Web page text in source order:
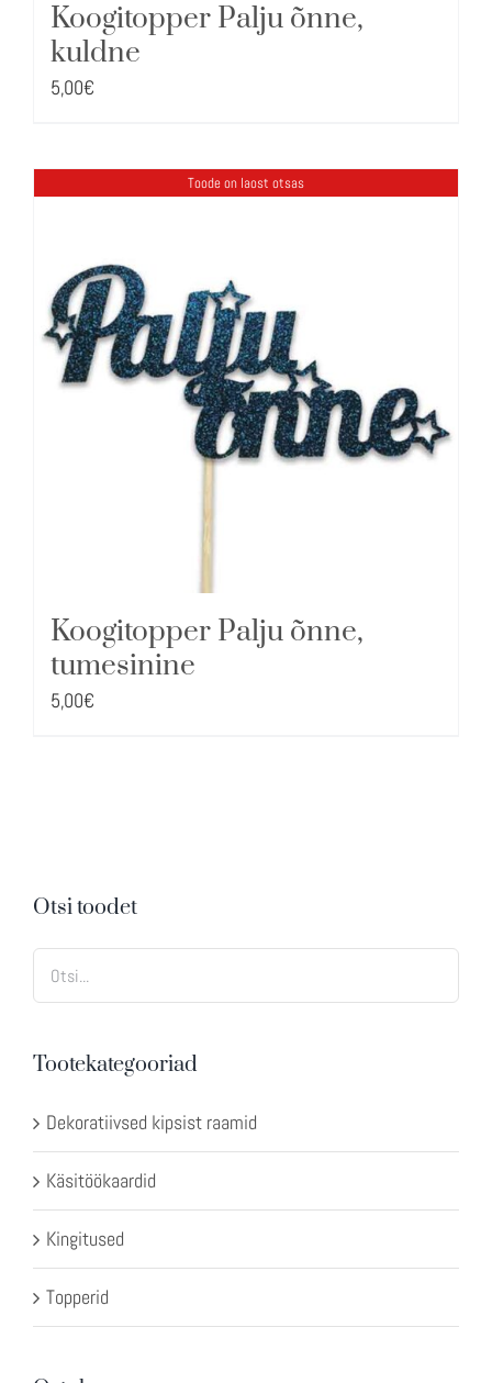
Koogitopper Palju õnne,
kuldne
5,00€
Toode on laost otsas
Koogitopper Palju õnne,
tumesinine
5,00€
Otsi toodet
Tootekategooriad
Dekoratiivsed kipsist raamid
Käsitöökaardid
Kingitused
Topperid